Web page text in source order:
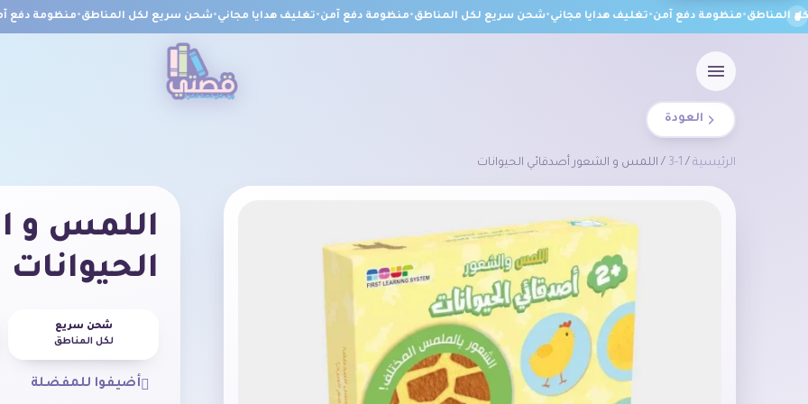
•منظومة دفع آمن•تغليف هدايا مجاني•شحن سريع لكل المناطق•منظومة دفع آمن•تغليف هدايا مجاني•شحن سريع لكل المناطق•منظومة دفع
العودة
الرئيسية /
1-3 / اللمس و الشعور أصدقائي الحيوانات
اللمس و
الحيوانات
شحن سريع
لكل المناطق
أضيفوا للمفضلة